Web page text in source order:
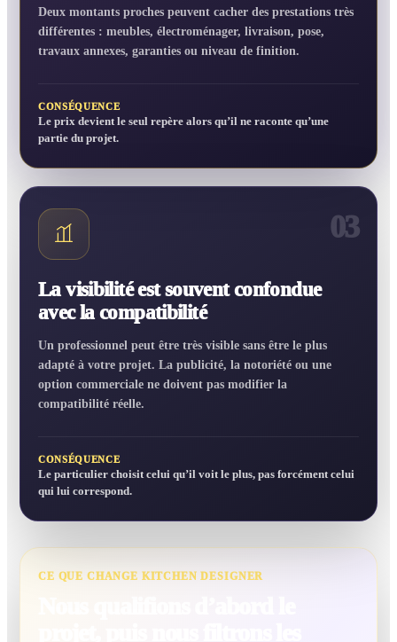
Deux montants proches peuvent cacher des prestations très
différentes : meubles, électroménager, livraison, pose,
travaux annexes, garanties ou niveau de finition.
CONSÉQUENCE
Le prix devient le seul repère alors qu’il ne raconte qu’une
partie du projet.
03
La visibilité est souvent confondue
avec la compatibilité
Un professionnel peut être très visible sans être le plus
adapté à votre projet. La publicité, la notoriété ou une
option commerciale ne doivent pas modifier la
compatibilité réelle.
CONSÉQUENCE
Le particulier choisit celui qu’il voit le plus, pas forcément celui
qui lui correspond.
CE QUE CHANGE KITCHEN DESIGNER